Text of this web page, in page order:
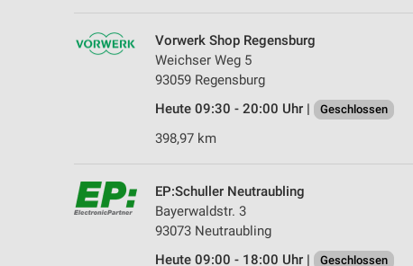
Vorwerk Shop Regensburg
Weichser Weg 5
93059 Regensburg
Heute 09:30 - 20:00 Uhr |
Geschlossen
398,97 km
EP:Schuller Neutraubling
Bayerwaldstr. 3
93073 Neutraubling
Heute 09:00 - 18:00 Uhr |
Geschlossen